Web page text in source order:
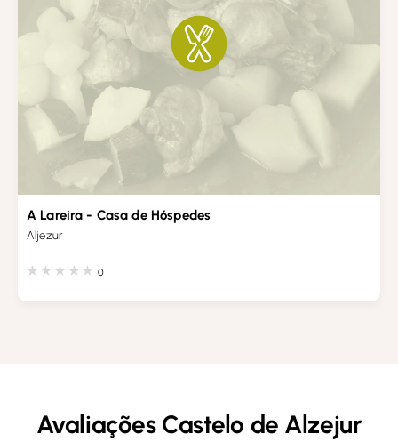
A Lareira - Casa de Hóspedes
Aljezur
0
Avaliações Castelo de Alzejur